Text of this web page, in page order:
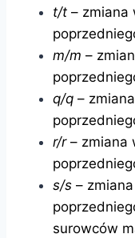
t/t – zmiana
m/m –
q/q –
r/r– zmiana
s/s –
surowców